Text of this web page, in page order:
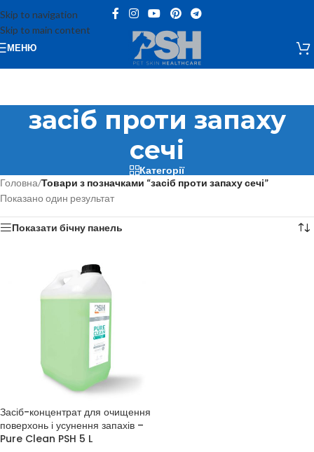
Skip to navigation
Skip to main content
МЕНЮ
засіб проти запаху
сечі
Категорії
Головна/Товари з позначками “засіб проти запаху сечі”
Показано один результат
Показати бічну панель
Засіб-концентрат для очищення
поверхонь і усунення запахів –
Pure Clean PSH 5 L